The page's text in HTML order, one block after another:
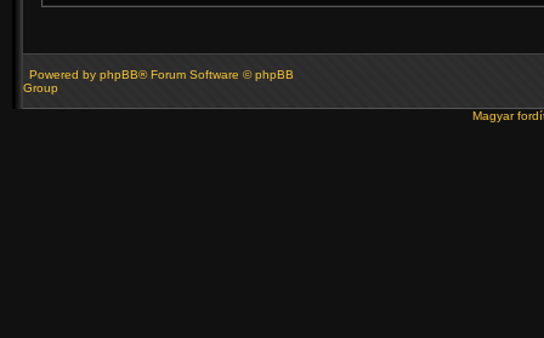
Powered by phpBB® Forum Software © phpBB
Group
Magyar